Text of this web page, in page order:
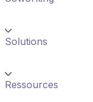
Solutions
Ressources